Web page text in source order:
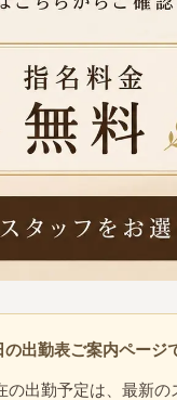
出勤表ご案内ページ
出勤予定は、最新の